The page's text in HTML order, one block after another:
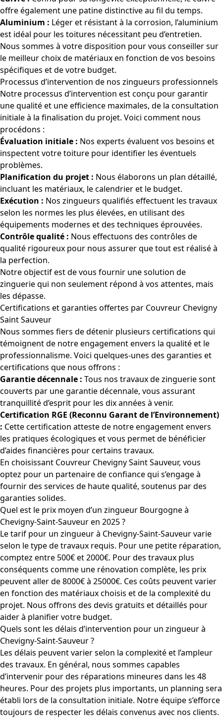
offre également une patine distinctive au fil du temps.
Aluminium : Léger et résistant à la corrosion, l’aluminium
est idéal pour les toitures nécessitant peu d’entretien.
Nous sommes à votre disposition pour vous conseiller sur
le meilleur choix de matériaux en fonction de vos besoins
spécifiques et de votre budget.
Processus d’intervention de nos zingueurs professionnels
Notre processus d’intervention est conçu pour garantir
une qualité et une efficience maximales, de la consultation
initiale à la finalisation du projet. Voici comment nous
procédons :
Évaluation initiale : Nos experts évaluent vos besoins et
inspectent votre toiture pour identifier les éventuels
problèmes.
Planification du projet : Nous élaborons un plan détaillé,
incluant les matériaux, le calendrier et le budget.
Exécution : Nos zingueurs qualifiés effectuent les travaux
selon les normes les plus élevées, en utilisant des
équipements modernes et des techniques éprouvées.
Contrôle qualité : Nous effectuons des contrôles de
qualité rigoureux pour nous assurer que tout est réalisé à
la perfection.
Notre objectif est de vous fournir une solution de
zinguerie qui non seulement répond à vos attentes, mais
les dépasse.
Certifications et garanties offertes par Couvreur Chevigny
Saint Sauveur
Nous sommes fiers de détenir plusieurs certifications qui
témoignent de notre engagement envers la qualité et le
professionnalisme. Voici quelques-unes des garanties et
certifications que nous offrons :
Garantie décennale : Tous nos travaux de zinguerie sont
couverts par une garantie décennale, vous assurant
tranquillité d’esprit pour les dix années à venir.
Certification RGE (Reconnu Garant de l’Environnement)
: Cette certification atteste de notre engagement envers
les pratiques écologiques et vous permet de bénéficier
d’aides financières pour certains travaux.
En choisissant Couvreur Chevigny Saint Sauveur, vous
optez pour un partenaire de confiance qui s’engage à
fournir des services de haute qualité, soutenus par des
garanties solides.
Quel est le prix moyen d’un zingueur Bourgogne à
Chevigny-Saint-Sauveur en 2025 ?
Le tarif pour un zingueur à Chevigny-Saint-Sauveur varie
selon le type de travaux requis. Pour une petite réparation,
comptez entre 500€ et 2000€. Pour des travaux plus
conséquents comme une rénovation complète, les prix
peuvent aller de 8000€ à 25000€. Ces coûts peuvent varier
en fonction des matériaux choisis et de la complexité du
projet. Nous offrons des devis gratuits et détaillés pour
aider à planifier votre budget.
Quels sont les délais d’intervention pour un zingueur à
Chevigny-Saint-Sauveur ?
Les délais peuvent varier selon la complexité et l’ampleur
des travaux. En général, nous sommes capables
d’intervenir pour des réparations mineures dans les 48
heures. Pour des projets plus importants, un planning sera
établi lors de la consultation initiale. Notre équipe s’efforce
toujours de respecter les délais convenus avec nos clients.